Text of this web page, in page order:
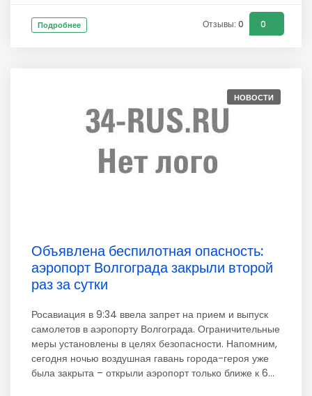
Подробнее Отзывы: 0 0
НОВОСТИ
Объявлена беспилотная опасность:
аэропорт Волгограда закрыли второй
раз за сутки
Росавиация в 9:34 ввела запрет на прием и выпуск
самолетов в аэропорту Волгограда. Ограничительные
меры установлены в целях безопасности. Напомним,
сегодня ночью воздушная гавань города-героя уже
была закрыта – открыли аэропорт только ближе к 6...